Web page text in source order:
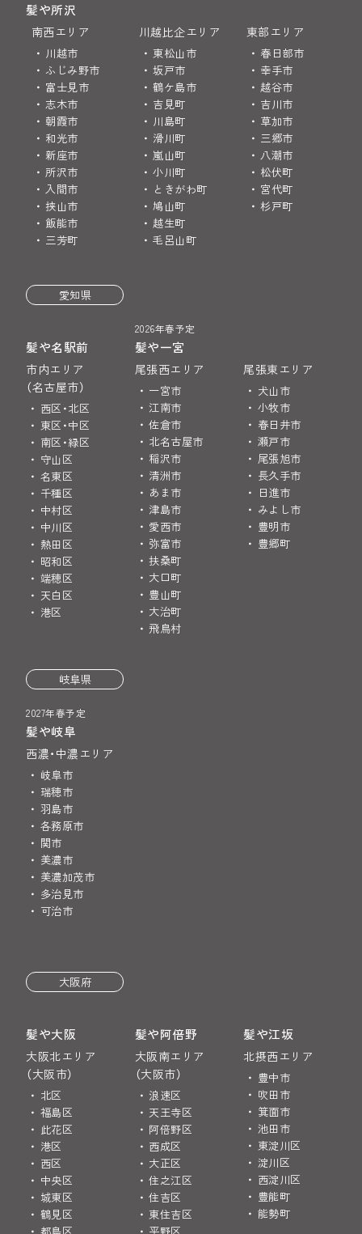
髪や所沢
南西エリア
川越市
ふじみ野市
富士見市
志木市
朝霞市
和光市
新座市
所沢市
入間市
挟山市
飯能市
三芳町
川越比企エリア
東松山市
坂戸市
鶴ケ島市
吉見町
川島町
滑川町
嵐山町
小川町
ときがわ町
鳩山町
越生町
毛呂山町
東部エリア
春日部市
幸手市
越谷市
吉川市
草加市
三郷市
八潮市
松伏町
宮代町
杉戸町
愛知県
髪や名駅前
市内エリア
（名古屋市）
西区・北区
東区・中区
南区・緑区
守山区
名東区
千種区
中村区
中川区
熱田区
昭和区
端穂区
天白区
港区
2026年春予定
髪や一宮
尾張西エリア
一宮市
江南市
佐倉市
北名古屋市
稲沢市
清洲市
あま市
津島市
愛西市
弥富市
扶桑町
大口町
豊山町
大治町
飛鳥村
尾張東エリア
犬山市
小牧市
春日井市
瀬戸市
尾張旭市
長久手市
日進市
みよし市
豊明市
豊郷町
岐阜県
2027年春予定
髪や岐阜
西濃・中濃エリア
岐阜市
瑞穂市
羽島市
各務原市
関市
美濃市
美濃加茂市
多治見市
可治市
大阪府
髪や大阪
大阪北エリア
（大阪市）
北区
福島区
此花区
港区
西区
中央区
城東区
鶴見区
髪や阿倍野
大阪南エリア
（大阪市）
浪速区
天王寺区
阿倍野区
西成区
大正区
住之江区
住吉区
東住吉区
髪や江坂
北摂西エリア
豊中市
吹田市
箕面市
池田市
東淀川区
淀川区
西淀川区
豊能町
能勢町